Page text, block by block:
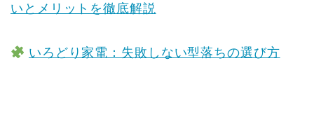
いとメリットを徹底解説
いろどり家電：失敗しない型落ちの選び方